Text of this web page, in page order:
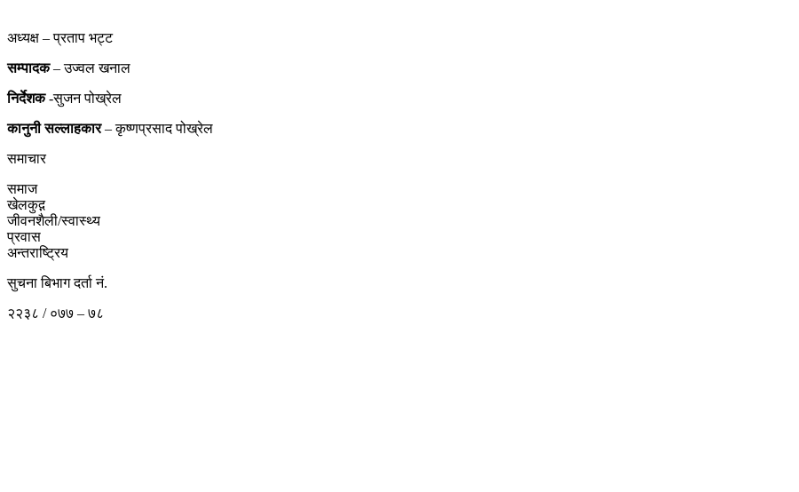
अध्यक्ष – प्रताप भट्ट
सम्पादक– उज्वल खनाल
निर्देशक-सुजन पोख्रेल
कानुनी सल्लाहकार– कृष्णप्रसाद पोख्रेल
समाचार
समाज
खेलकुद़़
जीवनशैली/स्वास्थ्य
प्रवास
अन्तराष्ट्रिय
सुचना बिभाग दर्ता नं.
२२३८ / ०७७ – ७८